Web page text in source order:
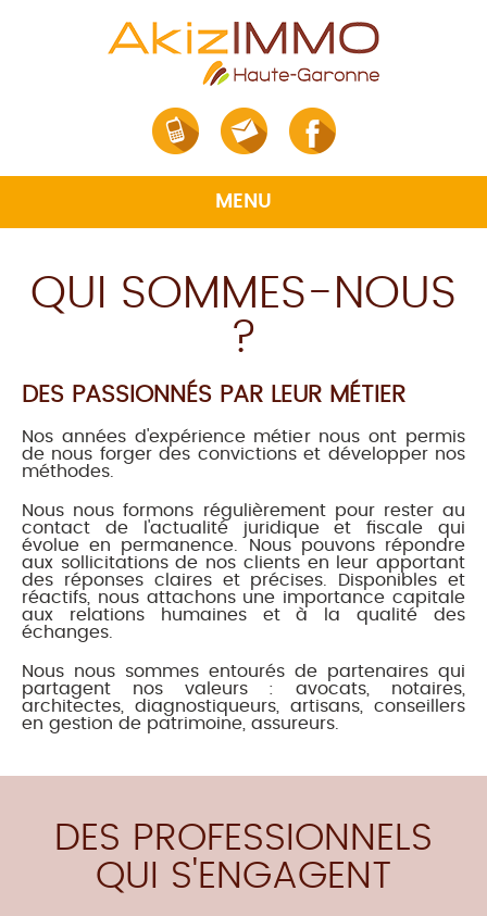
MENU
VENTE
LOCATION
AKIZIMMO
ACTUALITÉS
QUI SOMMES-NOUS
?
DES PASSIONNÉS PAR LEUR MÉTIER
Nos années d'expérience métier nous ont permis
de nous forger des convictions et développer nos
méthodes.
Nous nous formons régulièrement pour rester au
contact de l'actualité juridique et fiscale qui
évolue en permanence. Nous pouvons répondre
aux sollicitations de nos clients en leur apportant
des réponses claires et précises. Disponibles et
réactifs, nous attachons une importance capitale
aux relations humaines et à la qualité des
échanges.
Nous nous sommes entourés de partenaires qui
partagent nos valeurs : avocats, notaires,
architectes, diagnostiqueurs, artisans, conseillers
en gestion de patrimoine, assureurs.
DES PROFESSIONNELS
QUI S'ENGAGENT